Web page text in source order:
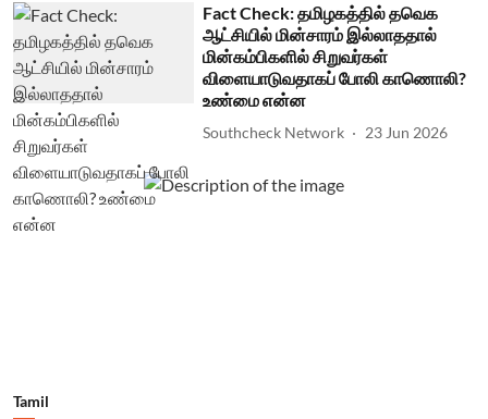
Fact Check: தமிழகத்தில் தவெக
ஆட்சியில் மின்சாரம் இல்லாததால்
மின்கம்பிகளில் சிறுவர்கள்
விளையாடுவதாகப் போலி காணொலி?
உண்மை என்ன
Southcheck Network 23 Jun 2026
Tamil